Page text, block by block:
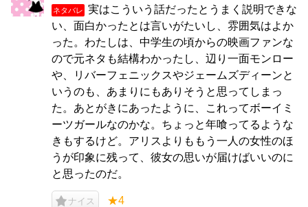
ネタバレ
実はこういう話だったとうまく説明できな
い、面白かったとは言いがたいし、雰囲気はよか
った。わたしは、中学生の頃からの映画ファンな
ので元ネタも結構わかったし、辺り一面モンロー
や、リバーフェニックスやジェームズディーンと
いうのも、あまりにもありそうと思ってしまっ
た。あとがきにあったように、これってボーイミ
ーツガールなのかな。ちょっと年喰ってるような
きもするけど。アリスよりももう一人の女性のほ
うが印象に残って、彼女の思いが届けばいいのに
と思ったのだ。
ナイス ★4